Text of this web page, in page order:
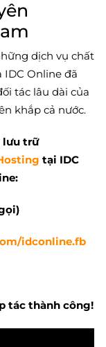
dịch vụ chất
Online đã
tác lâu dài của
khắp cả nước.
lưu trữ
tại IDC
idconline.fb
tác thành công!